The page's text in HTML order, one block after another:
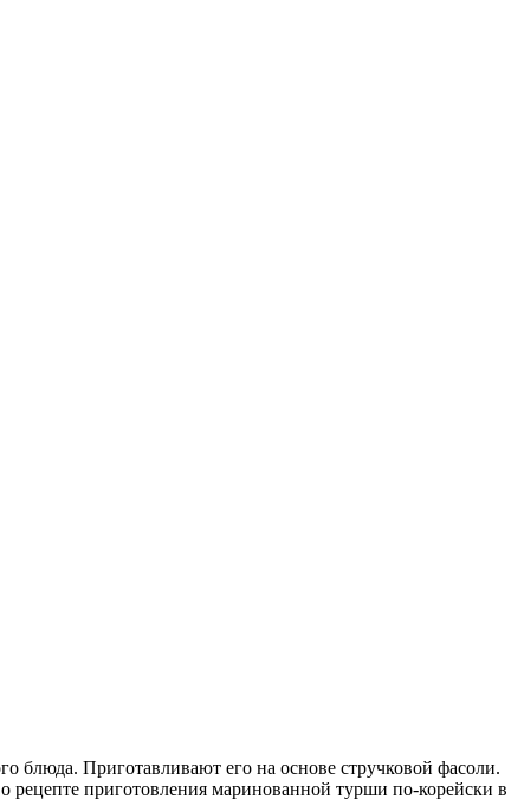
блюда. Приготавливают его на основе стручковой фасоли.
рецепте приготовления маринованной турши по-корейски в